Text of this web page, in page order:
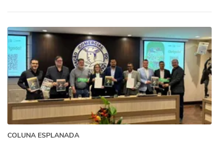
COLUNA ESPLANADA